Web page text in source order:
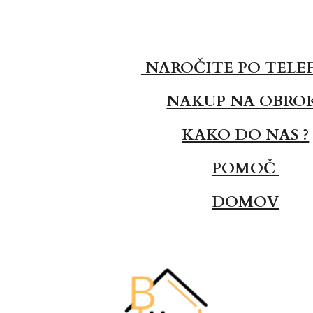
NAROČITE PO
NAKUP NA
KAKO DO NAS ?
POMOČ
DOMOV